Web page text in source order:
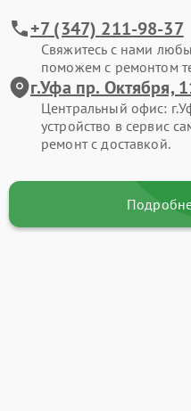
+7 (347) 211-98-37
Свяжитесь с нами
поможем с ремонтом
г.Уфа пр. Октября,
Центральный офис:
устройство в сервис
ремонт с доставкой.